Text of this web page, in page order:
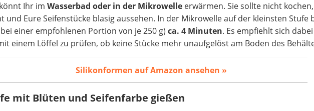
Ihr imWasserbad oder in der Mikrowelle erwärmen. Sie sollte nicht
und Eure Seifenstücke blasig aussehen. In der Mikrowelle auf der kleinsten Stufe
einer empfohlenen Portion von je 250 g)ca. 4 Minuten. Es empfiehlt sich
einem Löffel zu prüfen, ob keine Stücke mehr unaufgelöst am Boden des
Silikonformen auf Amazon ansehen »
mit Blüten und Seifenfarbe gießen